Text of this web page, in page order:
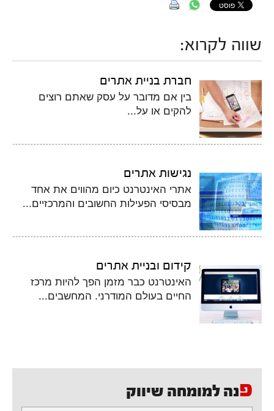
שווה לקרוא:
חברת בניית אתרים
בין אם מדובר על עסק שאתם רוצים
להקים או על...
נגישות אתרים
אתרי האינטרנט כיום מהווים את אחד
מבסיסי הפעילות החשובים והמרכזיים...
קידום ובניית אתרים
האינטרנט כבר מזמן הפך להיות מרכז
החיים בעולם המודרני. המחשבים...
פנה למומחה שיווק